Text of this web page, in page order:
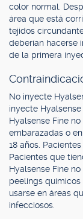
color normal.
área que está
tejidos
deberían hacerse
de la primera
No inyecte
inyecte Hyalsense
Hyalsense Fine
embarazadas o
18 años.
Pacientes que
Hyalsense Fine
peelings químicos
usarse en áreas
infecciosos.